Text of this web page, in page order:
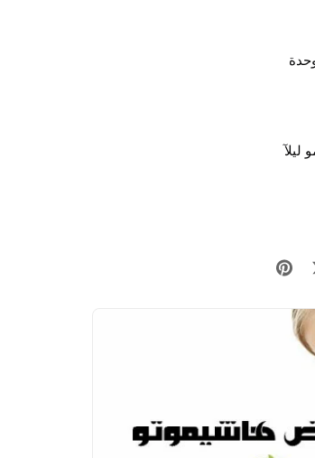
جدآ مفاجئة أو يتناول جرعة فوق 30 ألف وحدة
ليلآ